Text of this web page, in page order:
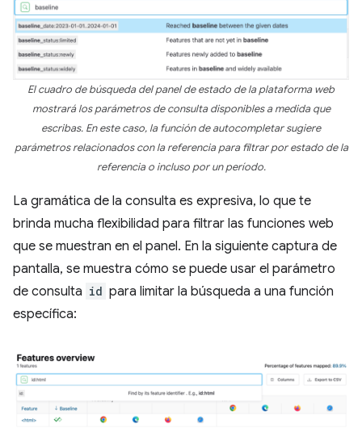
El cuadro de búsqueda del panel de estado de la plataforma web
mostrará los parámetros de consulta disponibles a medida que
escribas. En este caso, la función de autocompletar sugiere
parámetros relacionados con la referencia para filtrar por estado de la
referencia o incluso por un período.
La gramática de la consulta es expresiva, lo que te
brinda mucha flexibilidad para filtrar las funciones web
que se muestran en el panel. En la siguiente captura de
pantalla, se muestra cómo se puede usar el parámetro
de consulta id para limitar la búsqueda a una función
específica: